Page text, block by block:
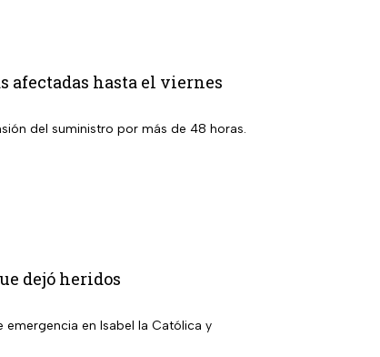
afectadas hasta el viernes
del suministro por más de 48 horas.
dejó heridos
en Isabel la Católica y